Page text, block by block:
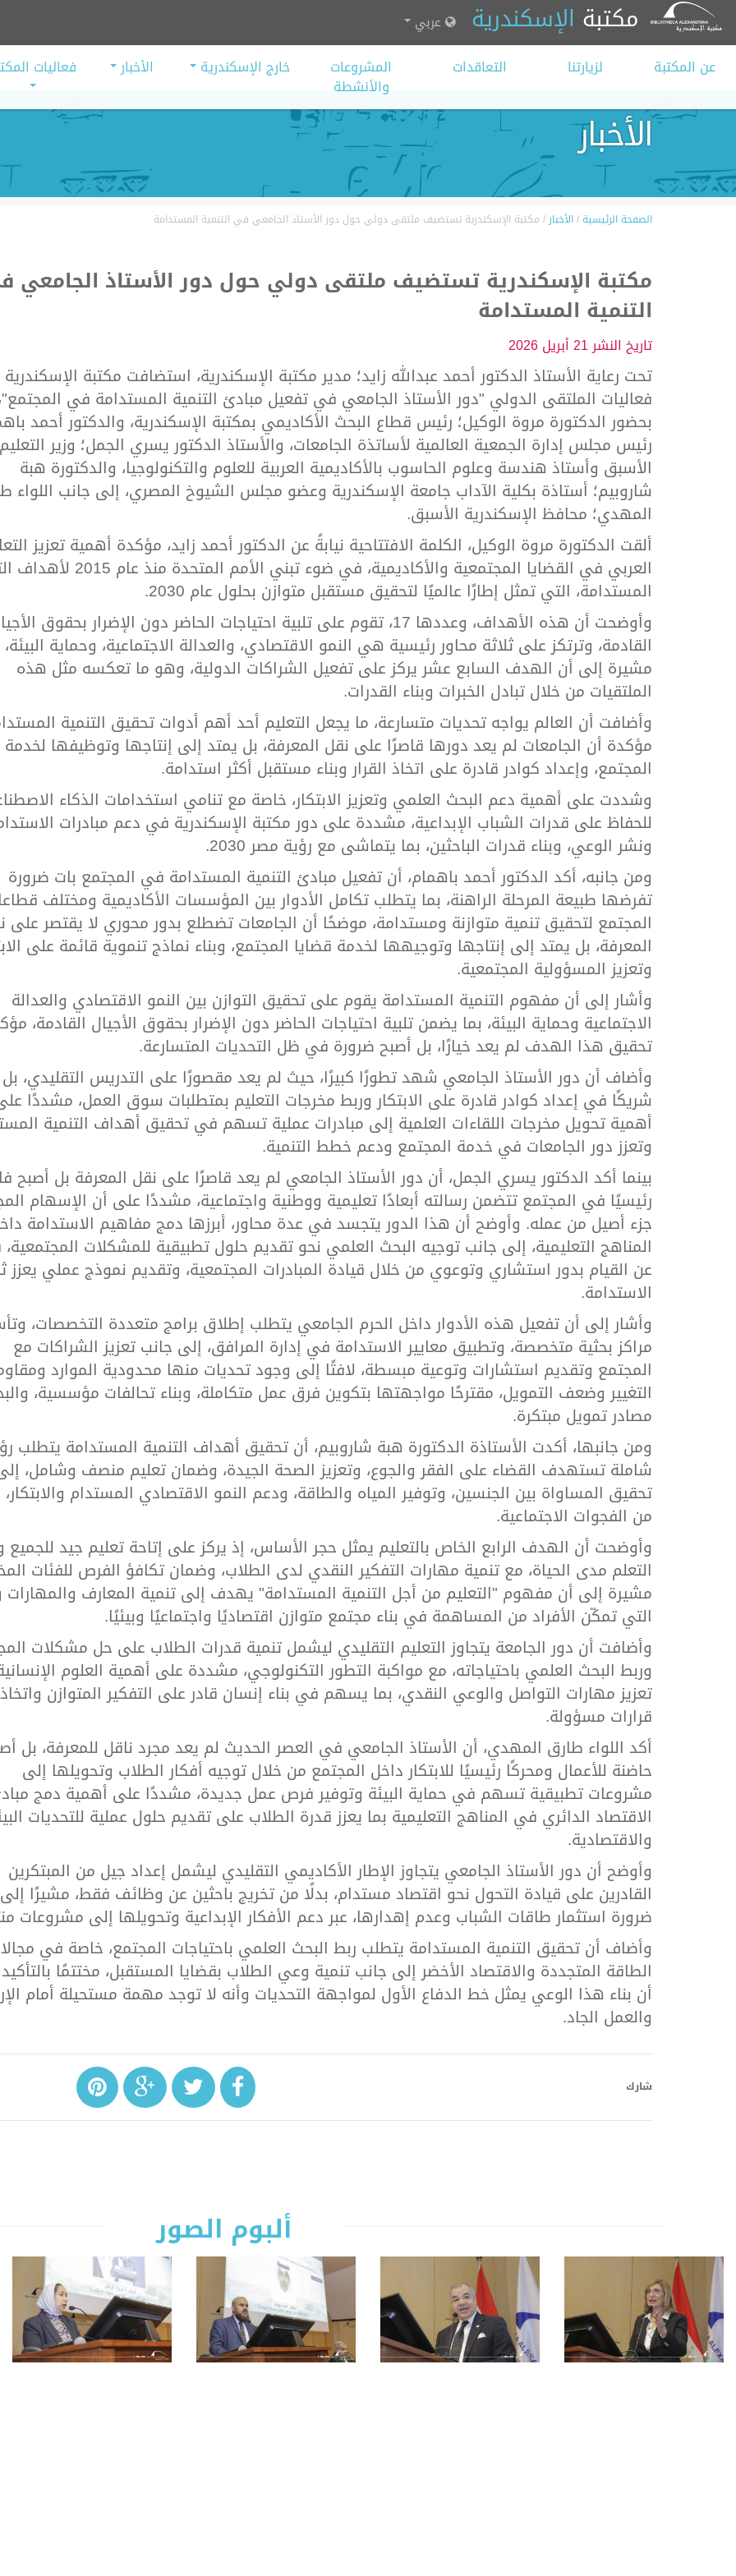
مكتبة الإسكندرية عربي
عن المكتبة لزيارتنا التعاقدات المشروعات
والأنشطة
خارج الإسكندرية الأخبار فعاليات
الأخبار
الصفحة الرئيسية/الأخبار / مكتبة الإسكندرية تستضيف ملتقى دولي حول دور الأستاذ الجامعي في التنمية المستدامة
مكتبة الإسكندرية تستضيف ملتقى دولي حول دور الأستاذ الجامعي
التنمية المستدامة
تاريخ النشر21 أبريل 2026
تحت رعاية الأستاذ الدكتور أحمد عبدالله زايد؛ مدير مكتبة الإسكندرية، استضافت مكتبة الإسكندرية
فعاليات الملتقى الدولي "دور الأستاذ الجامعي في تفعيل مبادئ التنمية المستدامة في
بحضور الدكتورة مروة الوكيل؛ رئيس قطاع البحث الأكاديمي بمكتبة الإسكندرية، والدكتور أحمد
رئيس مجلس إدارة الجمعية العالمية لأساتذة الجامعات، والأستاذ الدكتور يسري الجمل؛ وزير التعليم
الأسبق وأستاذ هندسة وعلوم الحاسوب بالأكاديمية العربية للعلوم والتكنولوجيا، والدكتورة هبة
شاروبيم؛ أستاذة بكلية الآداب جامعة الإسكندرية وعضو مجلس الشيوخ المصري، إلى جانب اللواء
المهدي؛ محافظ الإسكندرية الأسبق.
ألقت الدكتورة مروة الوكيل، الكلمة الافتتاحية نيابةً عن الدكتور أحمد زايد، مؤكدة أهمية تعزيز
العربي في القضايا المجتمعية والأكاديمية، في ضوء تبني
المستدامة، التي تمثل إطارًا عالميًا لتحقيق مستقبل متوازن بحلول عام 2030.
وأوضحت أن هذه الأهداف، وعددها 17، تقوم على تلبية احتياجات الحاضر دون الإضرار بحقوق
القادمة، وترتكز على ثلاثة محاور رئيسية هي النمو الاقتصادي، والعدالة الاجتماعية، وحماية البيئة،
مشيرة إلى أن الهدف السابع عشر يركز على تفعيل الشراكات الدولية، وهو ما تعكسه مثل هذه
الملتقيات من خلال تبادل الخبرات وبناء القدرات.
وأضافت أن العالم يواجه تحديات متسارعة، ما يجعل التعليم أحد أهم أدوات تحقيق التنمية
مؤكدة أن الجامعات لم يعد دورها قاصرًا على نقل المعرفة، بل يمتد إلى إنتاجها وتوظيفها لخدمة
المجتمع، وإعداد كوادر قادرة على اتخاذ القرار وبناء مستقبل أكثر استدامة.
وشددت على أهمية دعم البحث العلمي وتعزيز الابتكار، خاصة مع تنامي استخدامات الذكاء
للحفاظ على قدرات الشباب الإبداعية، مشددة على دور مكتبة الإسكندرية في دعم مبادرات
ونشر الوعي، وبناء قدرات الباحثين، بما يتماشى مع رؤية مصر 2030.
ومن جانبه، أكد الدكتور أحمد باهمام، أن تفعيل مبادئ التنمية المستدامة في المجتمع بات ضرورة
تفرضها طبيعة المرحلة الراهنة، بما يتطلب تكامل الأدوار بين المؤسسات الأكاديمية ومختلف
المجتمع لتحقيق تنمية متوازنة ومستدامة، موضحًا أن الجامعات تضطلع بدور محوري لا يقتصر على
المعرفة، بل يمتد إلى إنتاجها وتوجيهها لخدمة قضايا المجتمع، وبناء نماذج تنموية قائمة على
وتعزيز المسؤولية المجتمعية.
وأشار إلى أن مفهوم التنمية المستدامة يقوم على تحقيق التوازن بين النمو الاقتصادي والعدالة
الاجتماعية وحماية البيئة، بما يضمن تلبية احتياجات الحاضر دون الإضرار بحقوق الأجيال القادمة،
تحقيق هذا الهدف لم يعد خيارًا، بل أصبح ضرورة في ظل التحديات المتسارعة.
وأضاف أن دور الأستاذ الجامعي شهد تطورًا كبيرًا، حيث لم يعد مقصورًا على التدريس التقليدي،
شريكًا في إعداد كوادر قادرة على الابتكار وربط مخرجات التعليم بمتطلبات سوق العمل، مشددًا
أهمية تحويل مخرجات اللقاءات العلمية إلى مبادرات عملية تسهم في تحقيق أهداف التنمية
وتعزز دور الجامعات في خدمة المجتمع ودعم خطط التنمية.
بينما أكد الدكتور يسري الجمل، أن دور الأستاذ الجامعي لم يعد قاصرًا على نقل المعرفة بل أصبح
رئيسيًا في المجتمع تتضمن رسالته أبعادًا تعليمية ووطنية واجتماعية، مشددًا على أن الإسهام
جزء أصيل من عمله. وأوضح أن هذا الدور يتجسد في عدة محاور، أبرزها دمج مفاهيم الاستدامة
المناهج التعليمية، إلى جانب توجيه البحث العلمي نحو تقديم حلول تطبيقية للمشكلات
عن القيام بدور استشاري وتوعوي من خلال قيادة المبادرات المجتمعية، وتقديم نموذج عملي يعزز
الاستدامة.
وأشار إلى أن تفعيل هذه الأدوار داخل الحرم الجامعي يتطلب إطلاق برامج متعددة التخصصات،
مراكز بحثية متخصصة، وتطبيق معايير الاستدامة في إدارة المرافق، إلى جانب تعزيز الشراكات مع
المجتمع وتقديم استشارات وتوعية مبسطة، لافتًا إلى وجود تحديات منها محدودية الموارد
التغيير وضعف التمويل، مقترحًا مواجهتها بتكوين فرق عمل متكاملة، وبناء تحالفات مؤسسية،
مصادر تمويل مبتكرة.
ومن جانبها، أكدت الأستاذة الدكتورة هبة شاروبيم، أن تحقيق أهداف التنمية المستدامة يتطلب
شاملة تستهدف القضاء على الفقر والجوع، وتعزيز الصحة الجيدة، وضمان تعليم منصف وشامل،
تحقيق المساواة بين الجنسين، وتوفير المياه والطاقة، ودعم النمو الاقتصادي المستدام والابتكار،
من الفجوات الاجتماعية.
وأوضحت أن الهدف الرابع الخاص بالتعليم يمثل حجر الأساس، إذ يركز على إتاحة تعليم جيد للجميع
التعلم مدى الحياة، مع تنمية مهارات التفكير النقدي لدى الطلاب، وضمان تكافؤ الفرص للفئات
مشيرة إلى أن مفهوم "التعليم من أجل التنمية المستدامة" يهدف إلى تنمية المعارف والمهارات
التي تمكّن الأفراد من المساهمة في بناء مجتمع متوازن اقتصاديًا واجتماعيًا وبيئيًا.
وأضافت أن دور الجامعة يتجاوز التعليم التقليدي ليشمل تنمية قدرات الطلاب على حل مشكلات
وربط البحث العلمي باحتياجاته، مع مواكبة التطور التكنولوجي، مشددة على أهمية العلوم
تعزيز مهارات التواصل والوعي النقدي، بما يسهم في بناء إنسان قادر على التفكير المتوازن واتخاذ
قرارات مسؤولة.
أكد اللواء طارق المهدي، أن الأستاذ الجامعي في العصر الحديث لم يعد مجرد ناقل للمعرفة، بل
حاضنة للأعمال ومحركًا رئيسيًا للابتكار داخل المجتمع من خلال توجيه أفكار الطلاب وتحويلها إلى
مشروعات تطبيقية تسهم في حماية البيئة وتوفير فرص عمل جديدة، مشددًا على أهمية دمج
الاقتصاد الدائري في المناهج التعليمية بما يعزز قدرة الطلاب على تقديم حلول عملية للتحديات
والاقتصادية.
وأوضح أن دور الأستاذ الجامعي يتجاوز الإطار الأكاديمي التقليدي ليشمل إعداد جيل من المبتكرين
القادرين على قيادة التحول نحو اقتصاد مستدام، بدلًا من تخريج باحثين عن وظائف فقط، مشيرًا إلى
ضرورة استثمار طاقات الشباب وعدم إهدارها، عبر دعم الأفكار الإبداعية وتحويلها إلى مشروعات
وأضاف أن تحقيق التنمية المستدامة يتطلب ربط البحث العلمي باحتياجات المجتمع، خاصة في
الطاقة المتجددة والاقتصاد الأخضر إلى جانب تنمية وعي الطلاب بقضايا المستقبل، مختتمًا
أن بناء هذا الوعي يمثل خط الدفاع الأول لمواجهة التحديات وأنه لا توجد مهمة مستحيلة أمام
والعمل الجاد.
شارك
ألبوم الصور